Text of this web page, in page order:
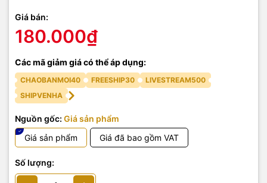
Giá bán:
180.000₫
Các mã giảm giá có thể áp dụng:
CHAOBANMOI40 FREESHIP30
LIVESTREAM500
SHIPVENHA
Nguồn gốc: Giá sản phẩm
Giá sản phẩm
Giá đã bao gồm VAT
Số lượng: